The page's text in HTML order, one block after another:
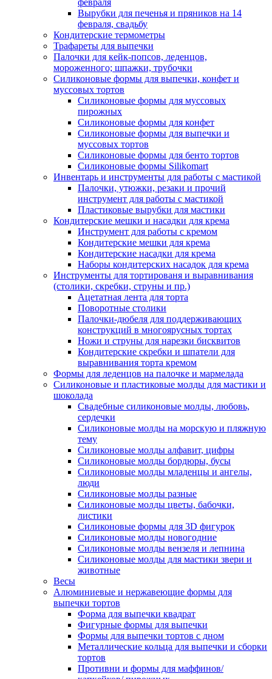
февраля
Вырубки для печенья и пряников на 14
февраля, свадьбу
Кондитерские термометры
Трафареты для выпечки
Палочки для кейк-попсов, леденцов,
мороженного; шпажки, трубочки
Силиконовые формы для выпечки, конфет и
муссовых тортов
Силиконовые формы для муссовых
пирожных
Силиконовые формы для конфет
Силиконовые формы для выпечки и
муссовых тортов
Силиконовые формы для бенто тортов
Силиконовые формы Silikomart
Инвентарь и инструменты для работы с мастикой
Палочки, утюжки, резаки и прочий
инструмент для работы с мастикой
Пластиковые вырубки для мастики
Кондитерские мешки и насадки для крема
Инструмент для работы с кремом
Кондитерские мешки для крема
Кондитерские насадки для крема
Наборы кондитерских насадок для крема
Инструменты для тортированя и выравнивания
(столики, скребки, струны и пр.)
Ацетатная лента для торта
Поворотные столики
Палочки-дюбеля для поддерживающих
конструкций в многоярусных тортах
Ножи и струны для нарезки бисквитов
Кондитерские скребки и шпатели для
выравнивания торта кремом
Формы для леденцов на палочке и мармелада
Силиконовые и пластиковые молды для мастики и
шоколада
Свадебные силиконовые молды, любовь,
сердечки
Силиконовые молды на морскую и пляжную
тему
Силиконовые молды алфавит, цифры
Силиконовые молды бордюры, бусы
Силиконовые молды младенцы и ангелы,
люди
Силиконовые молды разные
Силиконовые молды цветы, бабочки,
листики
Силиконовые формы для 3D фигурок
Силиконовые молды новогодние
Силиконовые молды вензеля и лепнина
Силиконовые молды для мастики звери и
животные
Весы
Алюминиевые и нержавеющие формы для
выпечки тортов
Форма для выпечки квадрат
Фигурные формы для выпечки
Формы для выпечки тортов с дном
Металлические кольца для выпечки и сборки
тортов
Противни и формы для маффинов/